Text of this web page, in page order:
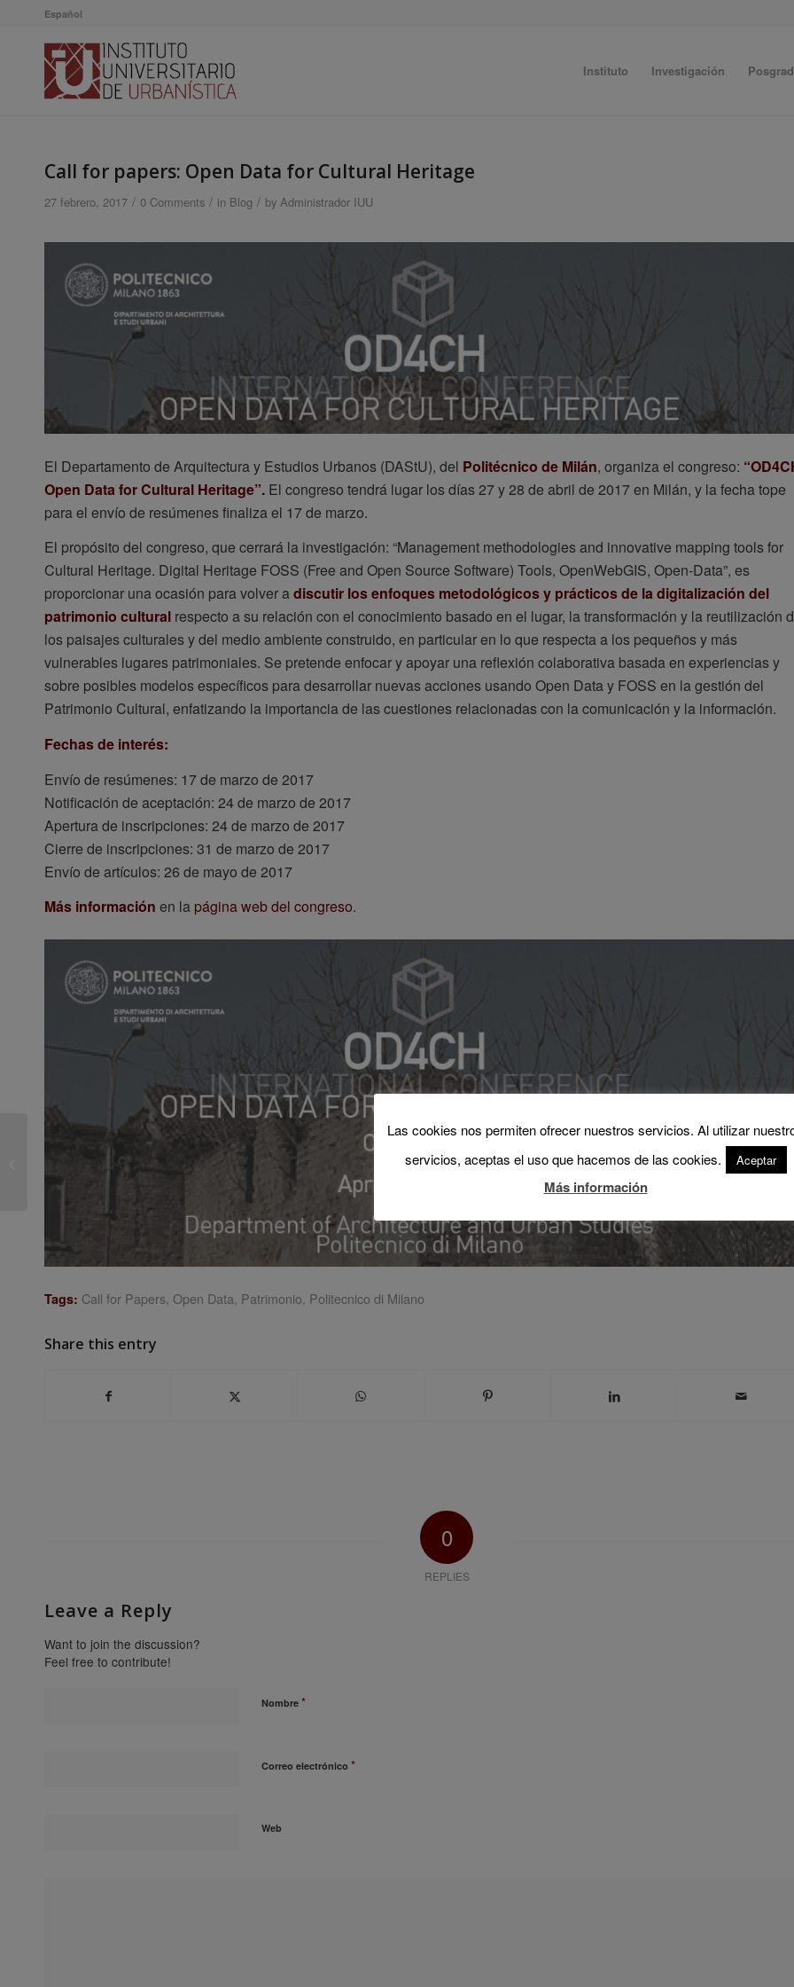
Español
Instituto Investigación
Call for papers: Open Data for Cultural Heritage
27 febrero, 2017 / 0 Comments / in Blog / by Administrador IUU
El Departamento de Arquitectura y Estudios Urbanos (DAStU), del Politécnico de Milán, organiza el congreso:
Open Data for Cultural Heritage”. El congreso tendrá lugar los días 27 y 28 de abril de 2017 en Milán, y la fecha tope
para el envío de resúmenes finaliza el 17 de marzo.
El propósito del congreso, que cerrará la investigación: “Management methodologies and innovative mapping tools for
Cultural Heritage. Digital Heritage FOSS (Free and Open Source Software) Tools, OpenWebGIS, Open-Data”, es
proporcionar una ocasión para volver adiscutir los enfoques metodológicos y prácticos de la digitalización del
patrimonio cultural respecto a su relación con el conocimiento basado en el lugar, la transformación y la reutilización
los paisajes culturales y del medio ambiente construido, en particular en lo que respecta a los pequeños y más
vulnerables lugares patrimoniales. Se pretende enfocar y apoyar una reflexión colaborativa basada en experiencias y
sobre posibles modelos específicos para desarrollar nuevas acciones usando Open Data y FOSS en la gestión del
Patrimonio Cultural, enfatizando la importancia de las cuestiones relacionadas con la comunicación y la información.
Fechas de interés:
Envío de resúmenes: 17 de marzo de 2017
Notificación de aceptación: 24 de marzo de 2017
Apertura de inscripciones: 24 de marzo de 2017
Cierre de inscripciones: 31 de marzo de 2017
Envío de artículos: 26 de mayo de 2017
Más información en la página web del congreso.
Tags: Call for Papers, Open Data, Patrimonio, Politecnico di Milano
Share this entry
0
REPLIES
Leave a Reply
Want to join the discussion?
Feel free to contribute!
Nombre *
Correo electrónico *
Web
ECTP-CEU Young
Planners Workshop
participation
Las cookies nos permiten ofrecer nuestros servicios. Al utilizar
servicios, aceptas el uso que hacemos de las cookies.
Aceptar
Más información